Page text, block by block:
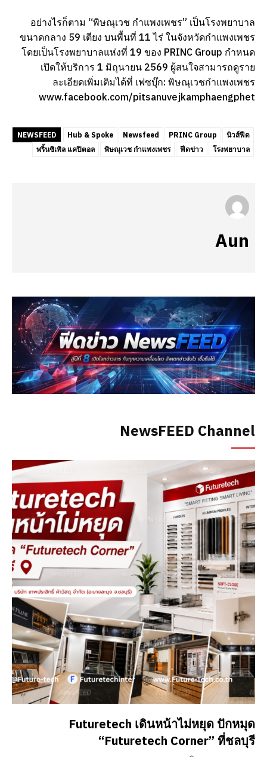
NewsFEED Channel
Futuretech เดินหน้าไม่หยุด ปักหมุด
“Futuretech Corner” ที่ชลบุรี
อย่างไรก็ตาม “พิษณุเวช กำแพงเพชร” เป็นโรงพยาบาล
ขนาดกลาง 59 เตียง บนพื้นที่ 11 ไร่ ในจังหวัดกำแพงเพชร
โดยเป็นโรงพยาบาลแห่งที่ 19 ของ PRINC Group กำหนด
เปิดให้บริการ 1 มิถุนายน 2569 ผู้สนใจสามารถดูราย
ละเอียดเพิ่มเติมได้ที่ เฟซบุ๊ก: พิษณุเวชกำแพงเพชร
www.facebook.com/pitsanuvejkamphaengphet
NEWSFEED Hub & Spoke Newsfeed PRINC Group
นิวส์ฟีด
พริ้นซิเพิล แคปิตอล
พิษณุเวช กำแพงเพชร ฟีดข่าว โรงพยาบาล
Aun